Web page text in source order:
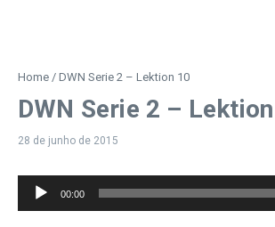
Home / DWN Serie 2 – Lektion 10
DWN Serie 2 –
28 de junho de 2015
Tocador
00:00